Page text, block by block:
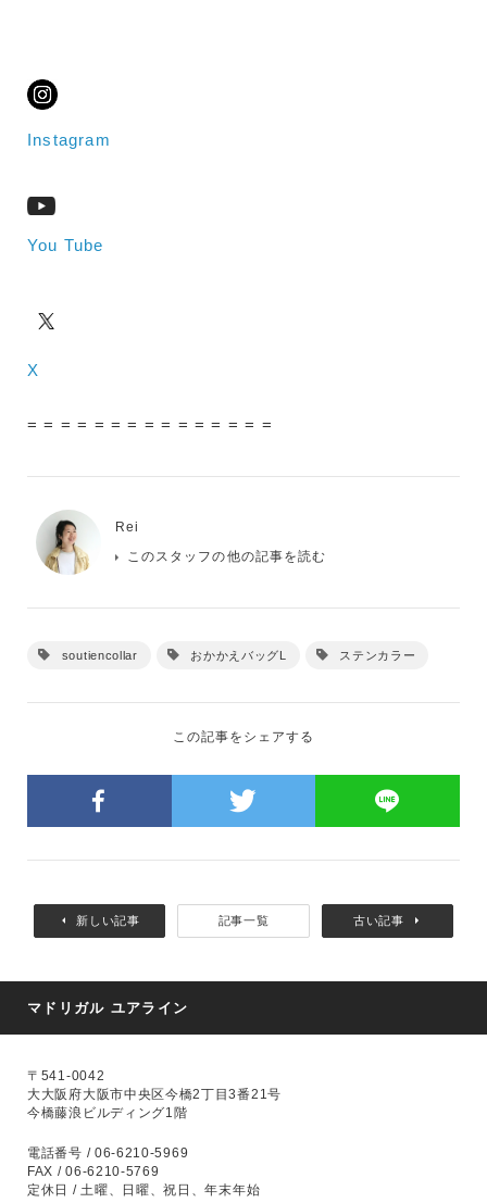
Instagram
You Tube
X
= = = = = = = = = = = = = = =
Rei
このスタッフの他の記事を読む
soutiencollar おかかえバッグL ステンカラー
この記事をシェアする
新しい記事 記事一覧 古い記事
マドリガル ユアライン
〒541-0042
大大阪府大阪市中央区今橋2丁目3番21号
今橋藤浪ビルディング1階
電話番号 / 06-6210-5969
FAX / 06-6210-5769
定休日 / 土曜、日曜、祝日、年末年始